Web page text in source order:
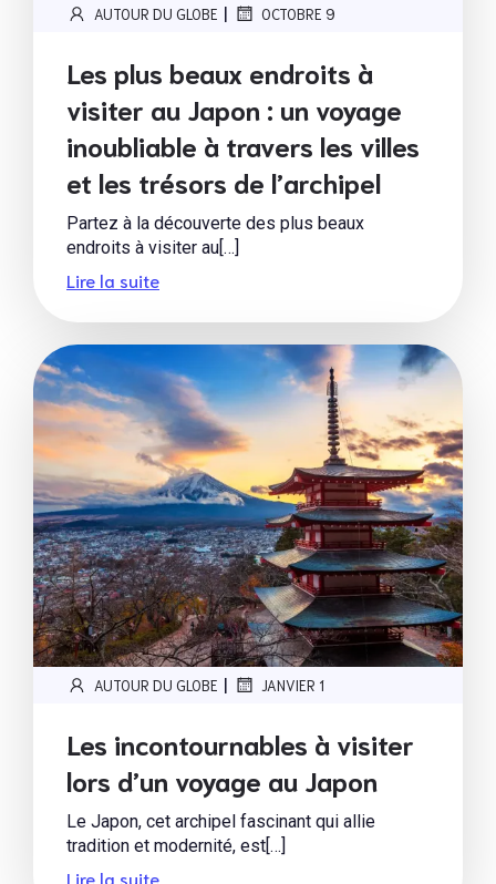
AUTOUR DU GLOBE | OCTOBRE 9
Les plus beaux endroits à
visiter au Japon : un voyage
inoubliable à travers les villes
et les trésors de l’archipel
Partez à la découverte des plus beaux
endroits à visiter au[…]
Lire la suite
AUTOUR DU GLOBE | JANVIER 1
Les incontournables à visiter
lors d’un voyage au Japon
Le Japon, cet archipel fascinant qui allie
tradition et modernité, est[…]
Lire la suite